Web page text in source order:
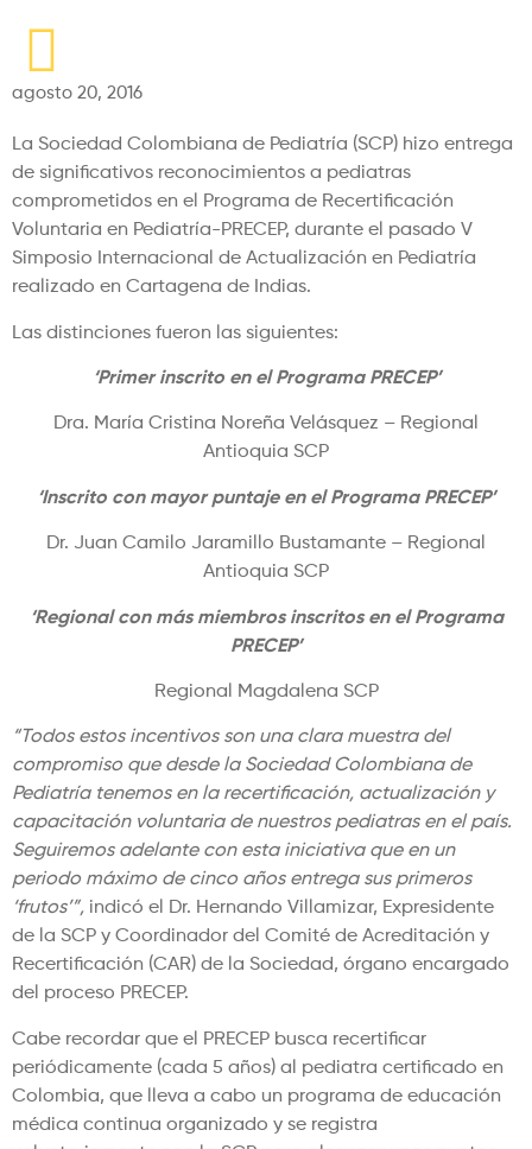
agosto 20, 2016
La Sociedad Colombiana de Pediatría (SCP) hizo entrega
de significativos reconocimientos a pediatras
comprometidos en el Programa de Recertificación
Voluntaria en Pediatría-PRECEP, durante el pasado V
Simposio Internacional de Actualización en Pediatría
realizado en Cartagena de Indias.
Las distinciones fueron las siguientes:
‘Primer inscrito en el Programa PRECEP’
Dra. María Cristina Noreña Velásquez – Regional
Antioquia SCP
‘Inscrito con mayor puntaje en el Programa PRECEP’
Dr. Juan Camilo Jaramillo Bustamante – Regional
Antioquia SCP
‘Regional con más miembros inscritos en el Programa
PRECEP’
Regional Magdalena SCP
“Todos estos incentivos son una clara muestra del
compromiso que desde la Sociedad Colombiana de
Pediatría tenemos en la recertificación, actualización y
capacitación voluntaria de nuestros pediatras en el país.
Seguiremos adelante con esta iniciativa que en un
periodo máximo de cinco años entrega sus primeros
‘frutos’”, indicó el Dr. Hernando Villamizar, Expresidente
de la SCP y Coordinador del Comité de Acreditación y
Recertificación (CAR) de la Sociedad, órgano encargado
del proceso PRECEP.
Cabe recordar que el PRECEP busca recertificar
periódicamente (cada 5 años) al pediatra certificado en
Colombia, que lleva a cabo un programa de educación
médica continua organizado y se registra